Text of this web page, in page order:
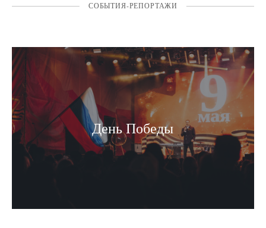
СОБЫТИЯ-РЕПОРТАЖИ
День Победы